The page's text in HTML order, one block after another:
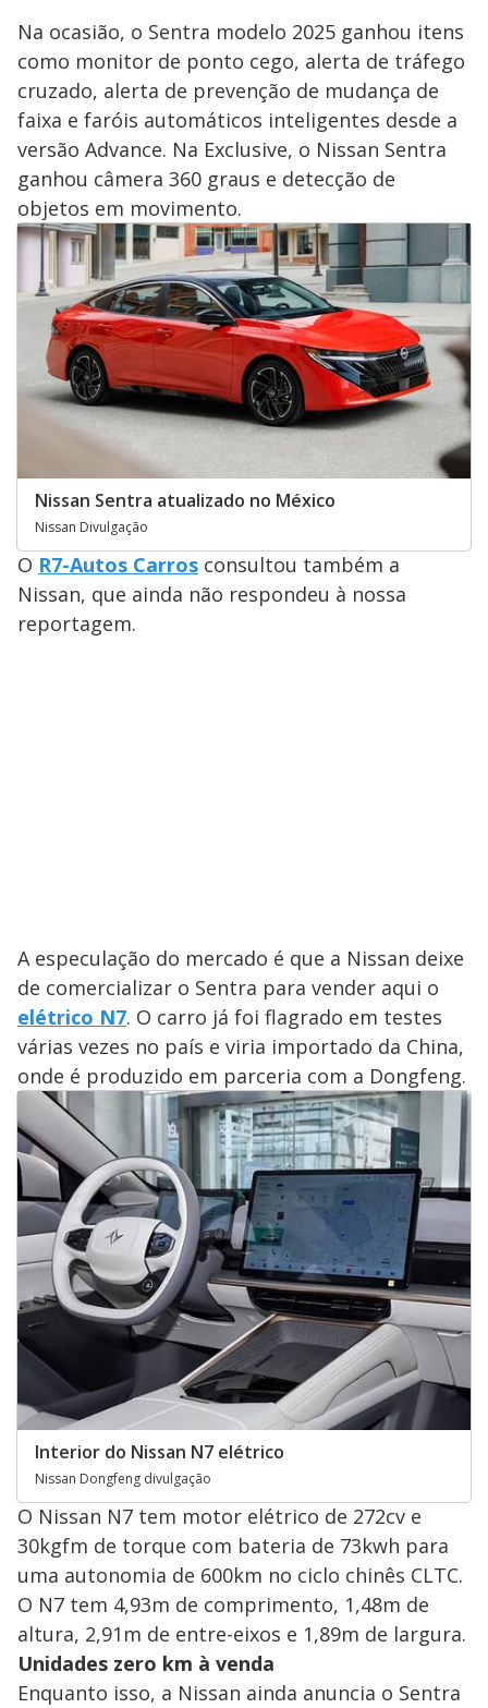
Na ocasião, o Sentra modelo 2025 ganhou itens
como monitor de ponto cego, alerta de tráfego
cruzado, alerta de prevenção de mudança de
faixa e faróis automáticos inteligentes desde a
versão Advance. Na Exclusive, o Nissan Sentra
ganhou câmera 360 graus e detecção de
objetos em movimento.
Nissan Sentra atualizado no México
Nissan Divulgação
O R7-Autos Carros consultou também a
Nissan, que ainda não respondeu à nossa
reportagem.
A especulação do mercado é que a Nissan deixe
de comercializar o Sentra para vender aqui o
elétrico N7. O carro já foi flagrado em testes
várias vezes no país e viria importado da China,
onde é produzido em parceria com a Dongfeng.
Interior do Nissan N7 elétrico
Nissan Dongfeng divulgação
O Nissan N7 tem motor elétrico de 272cv e
30kgfm de torque com bateria de 73kwh para
uma autonomia de 600km no ciclo chinês CLTC.
O N7 tem 4,93m de comprimento, 1,48m de
altura, 2,91m de entre-eixos e 1,89m de largura.
Unidades zero km à venda
Enquanto isso, a Nissan ainda anuncia o Sentra